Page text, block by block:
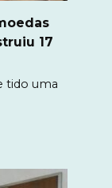
17
tido uma